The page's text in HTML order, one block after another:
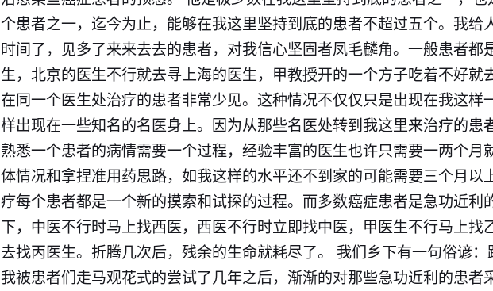
个患者之一，迄今为止，能够在我这里坚持到底的患者不超过五个。我给
时间了，见多了来来去去的患者，对我信心坚固者凤毛麟角。一般患者都
生，北京的医生不行就去寻上海的医生，甲教授开的一个方子吃着不好就
在同一个医生处治疗的患者非常少见。这种情况不仅仅只是出现在我这样
样出现在一些知名的名医身上。因为从那些名医处转到我这里来治疗的患
熟悉一个患者的病情需要一个过程，经验丰富的医生也许只需要一两个月
体情况和拿捏准用药思路，如我这样的水平还不到家的可能需要三个月以
疗每个患者都是一个新的摸索和试探的过程。而多数癌症患者是急功近利
下， 中医不行时马上找西医， 西医不行时立即找中医，甲医生不行马上找
去找丙医生。折腾几次后，残余的生命就耗尽了。 我们乡下有一句俗谚：
我被患者们走马观花式的尝试了几年之后，渐渐的对那些急功近利的患者